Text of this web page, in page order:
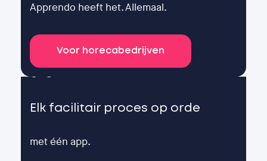
Apprendo heeft het. Allemaal.
Voor horecabedrijven
Elk facilitair proces op orde
met één app.